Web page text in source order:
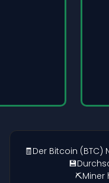
🧾Der Bitcoin
⛏️Miner